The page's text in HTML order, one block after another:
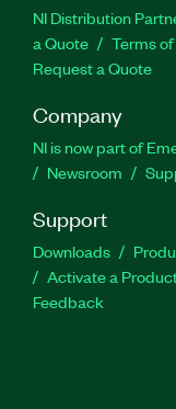
NI Distribution
a Quote
Terms
Request a Quote
Company
NI is now part of
Newsroom
Support
Downloads
Activate a
Feedback